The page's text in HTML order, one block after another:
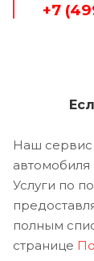
+7
Наш сервис
автомобиля
Услуги по
полным
странице